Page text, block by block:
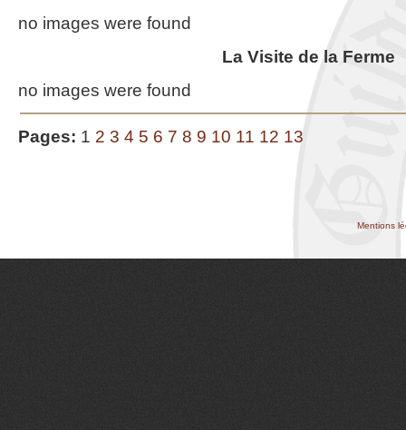
no images were found
La Visite de la Ferme
no images were found
Pages: 1 2 3 4 5 6 7 8 9 10 11 12 13
Mentions